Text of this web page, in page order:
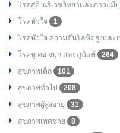
โรคสูติ-นรีเวชวิทยาและภาวะมี
โรคหัวใจ
1
โรคหัวใจ ความดันโลหิตสูงและ
โรคหู คอ จมูก และภูมิแพ้
264
สุขภาพเด็ก
101
สุขภาพทั่วไป
208
สุขภาพผู้สูงอายุ
31
สุขภาพเพศชาย
8